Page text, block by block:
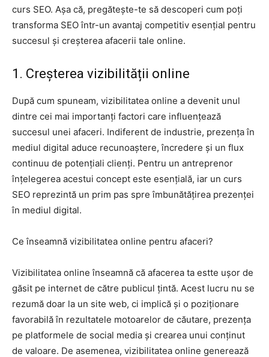
curs SEO. Așa că, pregătește-te să descoperi cum poți
transforma SEO într-un avantaj competitiv esențial pentru
succesul și creșterea afacerii tale online.
1. Creșterea vizibilității online
După cum spuneam, vizibilitatea online a devenit unul
dintre cei mai importanți factori care influențează
succesul unei afaceri. Indiferent de industrie, prezența în
mediul digital aduce recunoaștere, încredere și un flux
continuu de potențiali clienți. Pentru un antreprenor
înțelegerea acestui concept este esențială, iar un curs
SEO reprezintă un prim pas spre îmbunătățirea prezenței
în mediul digital.
Ce înseamnă vizibilitatea online pentru afaceri?
Vizibilitatea online înseamnă că afacerea ta estte ușor de
găsit pe internet de către publicul țintă. Acest lucru nu se
rezumă doar la un site web, ci implică și o poziționare
favorabilă în rezultatele motoarelor de căutare, prezența
pe platformele de social media și crearea unui conținut
de valoare. De asemenea, vizibilitatea online generează